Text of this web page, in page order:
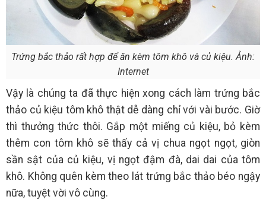
Trứng bắc thảo rất hợp để ăn kèm tôm khô và củ kiệu. Ảnh:
Internet
Vậy là chúng ta đã thực hiện xong cách làm trứng bắc
thảo củ kiệu tôm khô thật dễ dàng chỉ với vài bước. Giờ
thì thưởng thức thôi. Gắp một miếng củ kiệu, bỏ kèm
thêm con tôm khô sẽ thấy cả vị chua ngọt ngọt, giòn
sần sật của củ kiệu, vị ngọt đậm đà, dai dai của tôm
khô. Không quên kèm theo lát trứng bắc thảo béo ngậy
nữa, tuyệt vời vô cùng.